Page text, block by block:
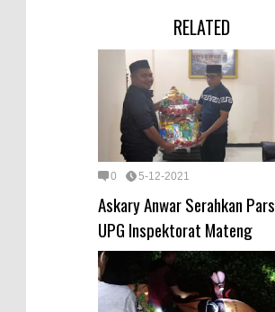
RELATED
0 5-12-2021
Askary Anwar Serahkan
UPG Inspektorat Mateng